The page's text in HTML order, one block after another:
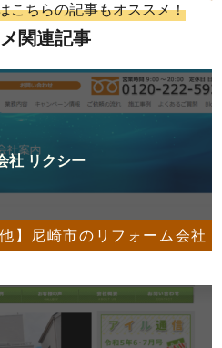
こちらの記事もオススメ！
関連記事
他】尼崎市のリフォーム会社
社 リクシー